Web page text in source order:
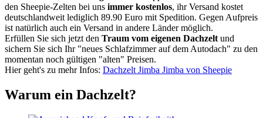
den Sheepie-Zelten bei uns immer kostenlos, ihr Versand kostet
deutschlandweit lediglich 89.90 Euro mit Spedition. Gegen Aufpreis
ist natürlich auch ein Versand in andere Länder möglich.
Erfüllen Sie sich jetzt den Traum vom eigenen Dachzelt und
sichern Sie sich Ihr "neues Schlafzimmer auf dem Autodach" zu den
momentan noch gültigen "alten" Preisen.
Hier geht's zu mehr Infos: Dachzelt Jimba Jimba von Sheepie
Warum ein Dachzelt?